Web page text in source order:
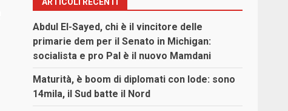
Abdul El-Sayed, chi è il vincitore delle
primarie dem per il Senato in Michigan:
socialista e pro Pal è il nuovo Mamdani
Maturità, è boom di diplomati con lode: sono
14mila, il Sud batte il Nord